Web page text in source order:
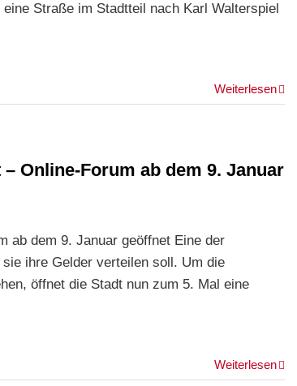
Straße im Stadtteil nach Karl Walterspiel
Weiterlesen
Online-Forum ab dem 9. Januar
ab dem 9. Januar geöffnet Eine der
ihre Gelder verteilen soll. Um die
öffnet die Stadt nun zum 5. Mal eine
Weiterlesen